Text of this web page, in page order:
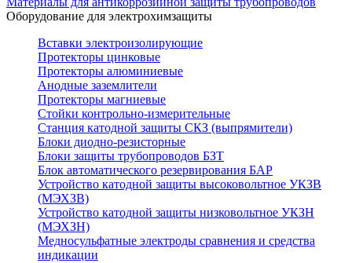
Оборудование для электрохимзащиты
Вставки электроизолирующие
Протекторы цинковые
Протекторы алюминиевые
Анодные заземлители
Протекторы магниевые
Стойки контрольно-измерительные
Станция катодной защиты СКЗ (выпрямители)
Блоки диодно-резисторные
Блоки защиты трубопроводов БЗТ
Блок автоматического резервирования БАР
Устройство катодной защиты высоковольтное УКЗВ
(МЭХЗВ)
Устройство катодной защиты низковольтное УКЗН
(МЭХЗН)
Медносульфатные электроды сравнения и средства
индикации